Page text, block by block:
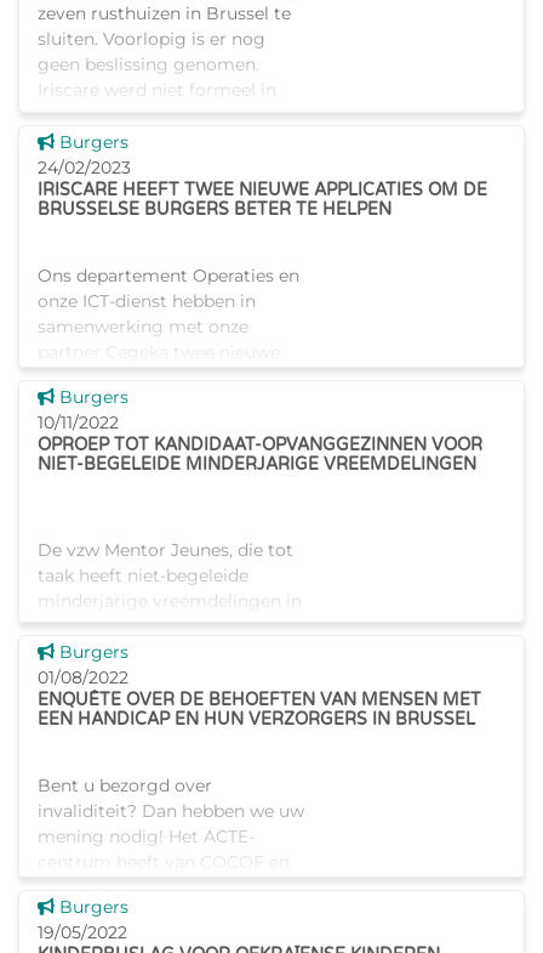
zeven rusthuizen in Brussel te
sluiten. Voorlopig is er nog
geen beslissing genomen.
Iriscare werd niet formeel in
kennis gesteld van da
Dit nieuws tonen
Burgers
24/02/2023
IRISCARE HEEFT TWEE NIEUWE APPLICATIES OM DE
BRUSSELSE BURGERS BETER TE HELPEN
Ons departement Operaties en
onze ICT-dienst hebben in
samenwerking met onze
partner Cegeka twee nieuwe
kwaliteitsvolle dienstverlening
aan de Brusselaars te
verzekeren.
Dit nieuws tonen
Burgers
10/11/2022
OPROEP TOT KANDIDAAT-OPVANGGEZINNEN VOOR
NIET-BEGELEIDE MINDERJARIGE VREEMDELINGEN
De vzw Mentor Jeunes, die tot
taak heeft niet-begeleide
minderjarige vreemdelingen in
contact te brengen met
opvanggezinnen of
sponsorgezinnen en hen te
begeleiden tijdens het
opvangtraject, is momen
Dit nieuws tonen
Burgers
01/08/2022
ENQUÊTE OVER DE BEHOEFTEN VAN MENSEN MET
EEN HANDICAP EN HUN VERZORGERS IN BRUSSEL
Bent u bezorgd over
invaliditeit? Dan hebben we uw
mening nodig! Het ACTE-
centrum heeft van COCOF en
een studie uit te voeren
omtrent de situatie en de
Dit nieuws tonen
Burgers
19/05/2022